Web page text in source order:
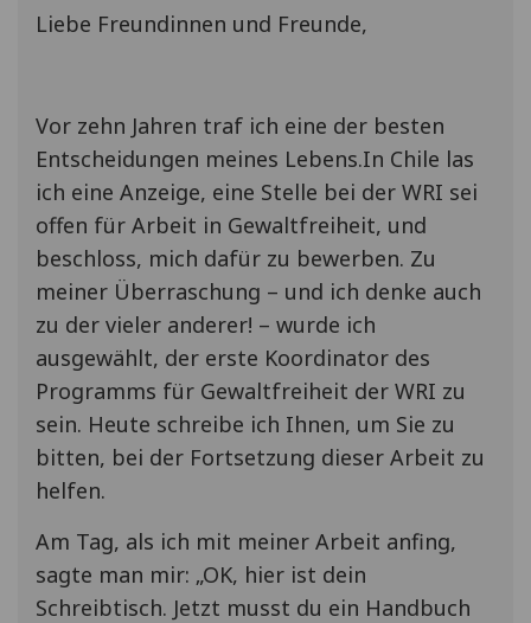
Liebe Freundinnen und Freunde,
Vor zehn Jahren traf ich eine der besten
Entscheidungen meines Lebens.In Chile las
ich eine Anzeige, eine Stelle bei der WRI sei
offen für Arbeit in Gewaltfreiheit, und
beschloss, mich dafür zu bewerben. Zu
meiner Überraschung – und ich denke auch
zu der vieler anderer! – wurde ich
ausgewählt, der erste Koordinator des
Programms für Gewaltfreiheit der WRI zu
sein. Heute schreibe ich Ihnen, um Sie zu
bitten, bei der Fortsetzung dieser Arbeit zu
helfen.
Am Tag, als ich mit meiner Arbeit anfing,
sagte man mir: „OK, hier ist dein
Schreibtisch. Jetzt musst du ein Handbuch